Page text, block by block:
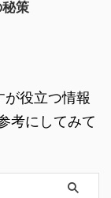
策
役立つ情報
考にしてみて